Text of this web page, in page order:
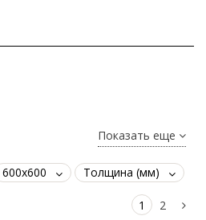
Показать еще
600х600 Толщина (мм)
1 2